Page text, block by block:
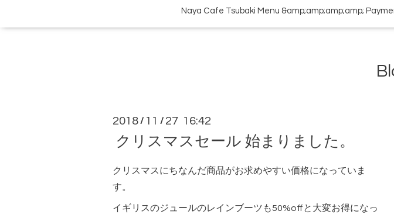
Naya Cafe Tsubaki Menu &amp;amp;amp;amp;
2018 / 11 / 27 16:42
クリスマスセール 始まりました。
クリスマスにちなんだ商品がお求めやすい価格になっていま
す。
イギリスのジュールのレインブーツも50%offと大変お得になっ